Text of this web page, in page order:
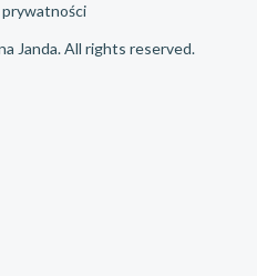
Janda. All rights reserved.